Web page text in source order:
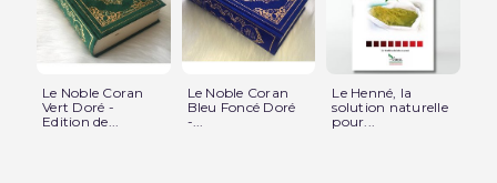
Le Noble Coran
Vert Doré -
Edition de...
Le Noble Coran
Bleu Foncé Doré
-...
Le Henné, la
solution naturelle
pour...